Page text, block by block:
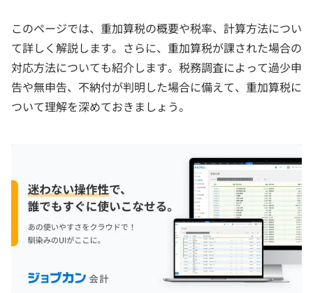
このページでは、重加算税の概要や税率、計算方法につい
て詳しく解説します。さらに、重加算税が課された場合の
対応方法についても紹介します。税務調査によって過少申
告や無申告、不納付が判明した場合に備えて、重加算税に
ついて理解を深めておきましょう。